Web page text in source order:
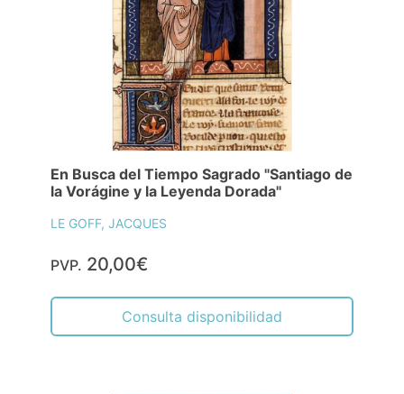
En Busca del Tiempo Sagrado "Santiago de
la Vorágine y la Leyenda Dorada"
LE GOFF, JACQUES
PVP. 20,00€
Consulta disponibilidad